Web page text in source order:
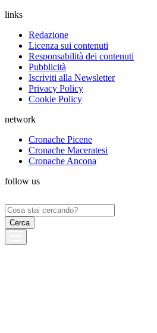
links
Redazione
Licenza sui contenuti
Responsabilità dei contenuti
Pubblicità
Iscriviti alla Newsletter
Privacy Policy
Cookie Policy
network
Cronache Picene
Cronache Maceratesi
Cronache Ancona
follow us
Ricerca
per: